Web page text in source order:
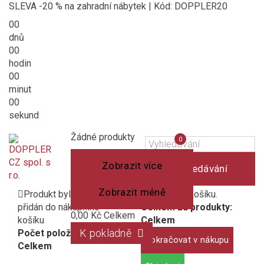
SLEVA -20 % na zahradní nábytek | Kód: DOPPLER20
00
dnů
00
hodin
00
minut
00
sekund
Vyhledávání
Košík
(prázdný)
Žádné produkty
Zobrazit více
Zobrazit méně
0,00 Kč Celkem
K pokladně
Produkt byl úspěšně
přidán do nákupního
košíku
Počet položek:
Celkem
1 produkt v košíku.
Celkem za produkty:
Celkem
Pokračovat v nákupu
Porovnání
produktů
0